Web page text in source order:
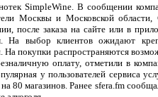
SimpleWine. В сообщении
Москвы и Московской области,
после заказа на сайте или в
На выбор клиентов ожидают
На покупки распространяются
оплату, отметили в
у пользователей сервиса
80 магазинов. Ранее sfera.fm